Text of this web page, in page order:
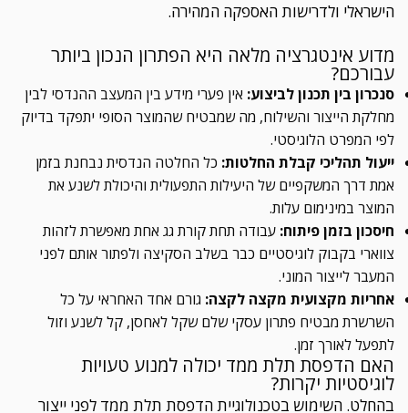
הישראלי ולדרישות האספקה המהירה.
מדוע אינטגרציה מלאה היא הפתרון הנכון ביותר
עבורכם?
סנכרון בין תכנון לביצוע: אין פערי מידע בין המעצב ההנדסי לבין
מחלקת הייצור והשילוח, מה שמבטיח שהמוצר הסופי יתפקד בדיוק
לפי המפרט הלוגיסטי.
ייעול תהליכי קבלת החלטות: כל החלטה הנדסית נבחנת בזמן
אמת דרך המשקפיים של היעילות התפעולית והיכולת לשנע את
המוצר במינימום עלות.
חיסכון בזמן פיתוח: עבודה תחת קורת גג אחת מאפשרת לזהות
צווארי בקבוק לוגיסטיים כבר בשלב הסקיצה ולפתור אותם לפני
המעבר לייצור המוני.
אחריות מקצועית מקצה לקצה: גורם אחד האחראי על כל
השרשרת מבטיח פתרון עסקי שלם שקל לאחסן, קל לשנע וזול
לתפעל לאורך זמן.
האם הדפסת תלת ממד יכולה למנוע טעויות
לוגיסטיות יקרות?
בהחלט. השימוש בטכנולוגיית הדפסת תלת ממד לפני ייצור